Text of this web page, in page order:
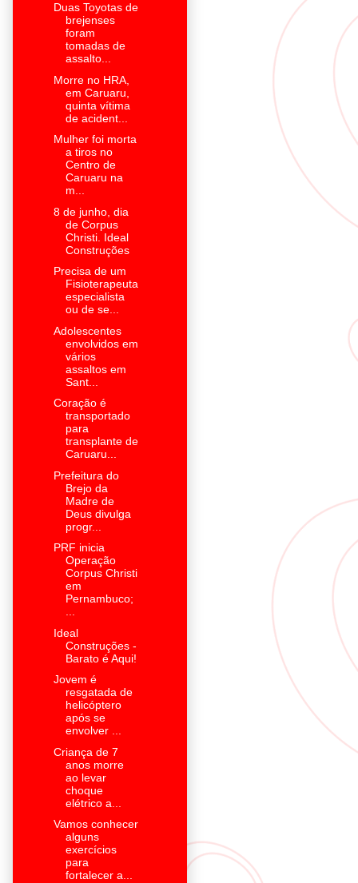
Duas Toyotas de
brejenses
foram
tomadas de
assalto...
Morre no HRA,
em Caruaru,
quinta vítima
de acident...
Mulher foi morta
a tiros no
Centro de
Caruaru na
m...
8 de junho, dia
de Corpus
Christi. Ideal
Construções
Precisa de um
Fisioterapeuta
especialista
ou de se...
Adolescentes
envolvidos em
vários
assaltos em
Sant...
Coração é
transportado
para
transplante de
Caruaru...
Prefeitura do
Brejo da
Madre de
Deus divulga
progr...
PRF inicia
Operação
Corpus Christi
em
Pernambuco;
...
Ideal
Construções -
Barato é Aqui!
Jovem é
resgatada de
helicóptero
após se
envolver ...
Criança de 7
anos morre
ao levar
choque
elétrico a...
Vamos conhecer
alguns
exercícios
para
fortalecer a...